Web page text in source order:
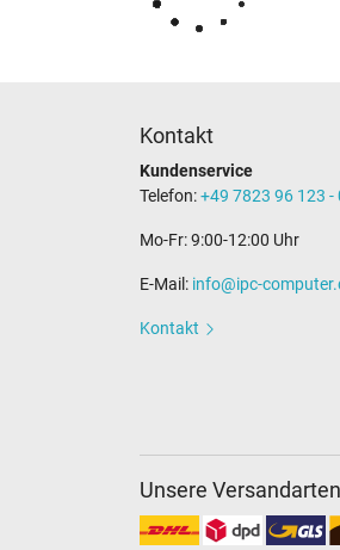
Kontakt
Kundenservice
Telefon:+49 7823 96 123 -
Mo-Fr: 9:00-12:00 Uhr
E-Mail: info@ipc-
Kontakt
Unsere Versandarten